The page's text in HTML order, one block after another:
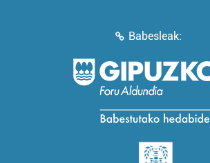
Babesleak: